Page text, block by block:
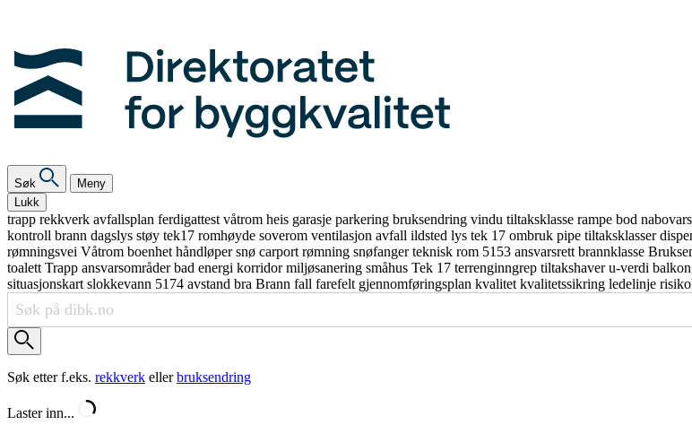
Søk
Meny
Lukk
trapp rekkverk avfallsplan ferdigattest våtrom heis garasje parkering bruksendring vindu tiltaksklasse rampe bod
kontroll brann dagslys støy tek17 romhøyde soverom ventilasjon avfall ildsted lys tek 17 ombruk pipe tiltaksklasser
rømningsvei Våtrom boenhet håndløpersnø carport rømning snøfangerteknisk rom 5153 ansvarsrett brannklasse
toalett Trapp ansvarsområderbad energi korridormiljøsanering småhus Tek 17 terrenginngrep tiltakshaveru-verdi
situasjonskart slokkevann 5174 avstand bra Brann fall farefelt gjennomføringsplan kvalitet kvalitetssikring ledelinje
Søk etter f.eks. rekkverk ellerbruksendring
Laster inn...